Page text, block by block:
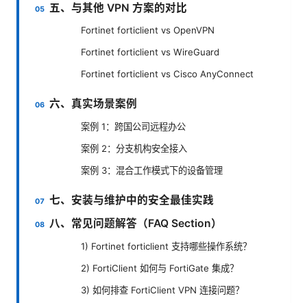
五、与其他 VPN 方案的对比
Fortinet forticlient vs OpenVPN
Fortinet forticlient vs WireGuard
Fortinet forticlient vs Cisco AnyConnect
六、真实场景案例
案例 1：跨国公司远程办公
案例 2：分支机构安全接入
案例 3：混合工作模式下的设备管理
七、安装与维护中的安全最佳实践
八、常见问题解答（FAQ Section）
1) Fortinet forticlient 支持哪些操作系统？
2) FortiClient 如何与 FortiGate 集成？
3) 如何排查 FortiClient VPN 连接问题？